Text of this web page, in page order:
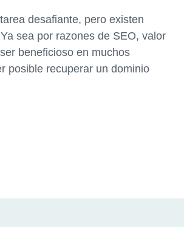
desafiante, pero existen
sea por razones de SEO, valor
beneficioso en muchos
posible recuperar un dominio